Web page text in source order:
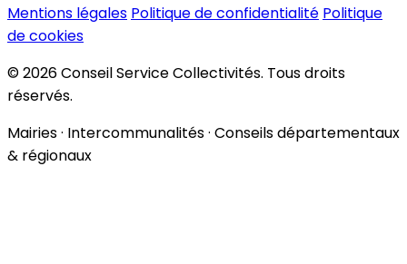
Mentions légales Politique de confidentialité Politique
de cookies
© 2026 Conseil Service Collectivités. Tous droits
réservés.
Mairies · Intercommunalités · Conseils départementaux
& régionaux